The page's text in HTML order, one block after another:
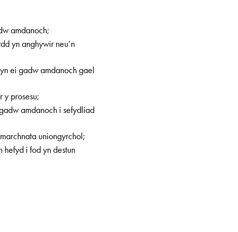
amdanoch;
yn anghywir neu’n
ei gadw amdanoch gael
y prosesu;
amdanoch i sefydliad
uniongyrchol;
hefyd i fod yn destun